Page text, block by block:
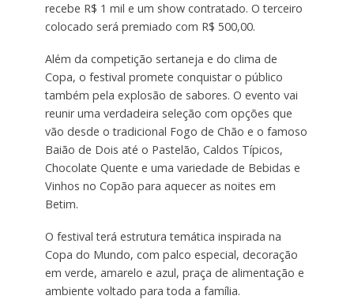
recebe R$ 1 mil e um show contratado. O terceiro
colocado será premiado com R$ 500,00.
Além da competição sertaneja e do clima de
Copa, o festival promete conquistar o público
também pela explosão de sabores. O evento vai
reunir uma verdadeira seleção com opções que
vão desde o tradicional Fogo de Chão e o famoso
Baião de Dois até o Pastelão, Caldos Típicos,
Chocolate Quente e uma variedade de Bebidas e
Vinhos no Copão para aquecer as noites em
Betim.
O festival terá estrutura temática inspirada na
Copa do Mundo, com palco especial, decoração
em verde, amarelo e azul, praça de alimentação e
ambiente voltado para toda a família.